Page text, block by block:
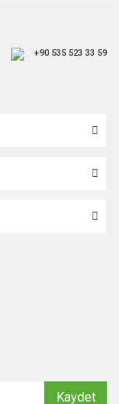
+90 535 523 33 59
Kaydet